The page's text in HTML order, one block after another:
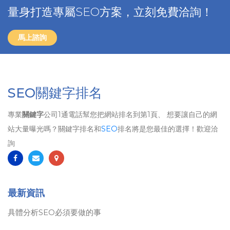
量身打造專屬SEO方案，立刻免費洽詢！
馬上諮詢
SEO關鍵字排名
專業關鍵字公司1通電話幫您把網站排名到第1頁、 想要讓自己的網
站大量曝光嗎？關鍵字排名和SEO排名將是您最佳的選擇！歡迎洽
詢
最新資訊
具體分析SEO必須要做的事